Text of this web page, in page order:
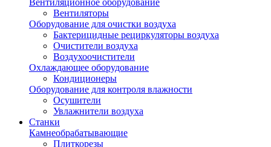
Вентиляционное оборудование
Вентиляторы
Оборудование для очистки воздуха
Бактерицидные рециркуляторы воздуха
Очистители воздуха
Воздухоочистители
Охлаждающее оборудование
Кондиционеры
Оборудование для контроля влажности
Осушители
Увлажнители воздуха
Станки
Камнеобрабатывающие
Плиткорезы